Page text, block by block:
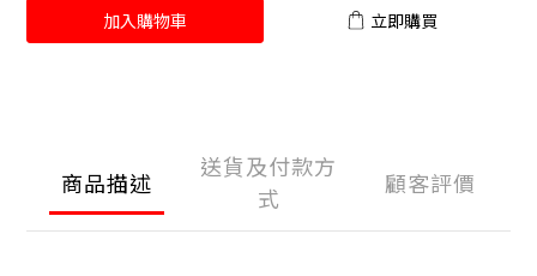
加入購物車 立即購買
商品描述
送貨及付款方
式
顧客評價